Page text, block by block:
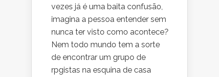
vezes já é uma baita confusão,
imagina a pessoa entender sem
nunca ter visto como acontece?
Nem todo mundo tem a sorte
de encontrar um grupo de
rpgistas na esquina de casa